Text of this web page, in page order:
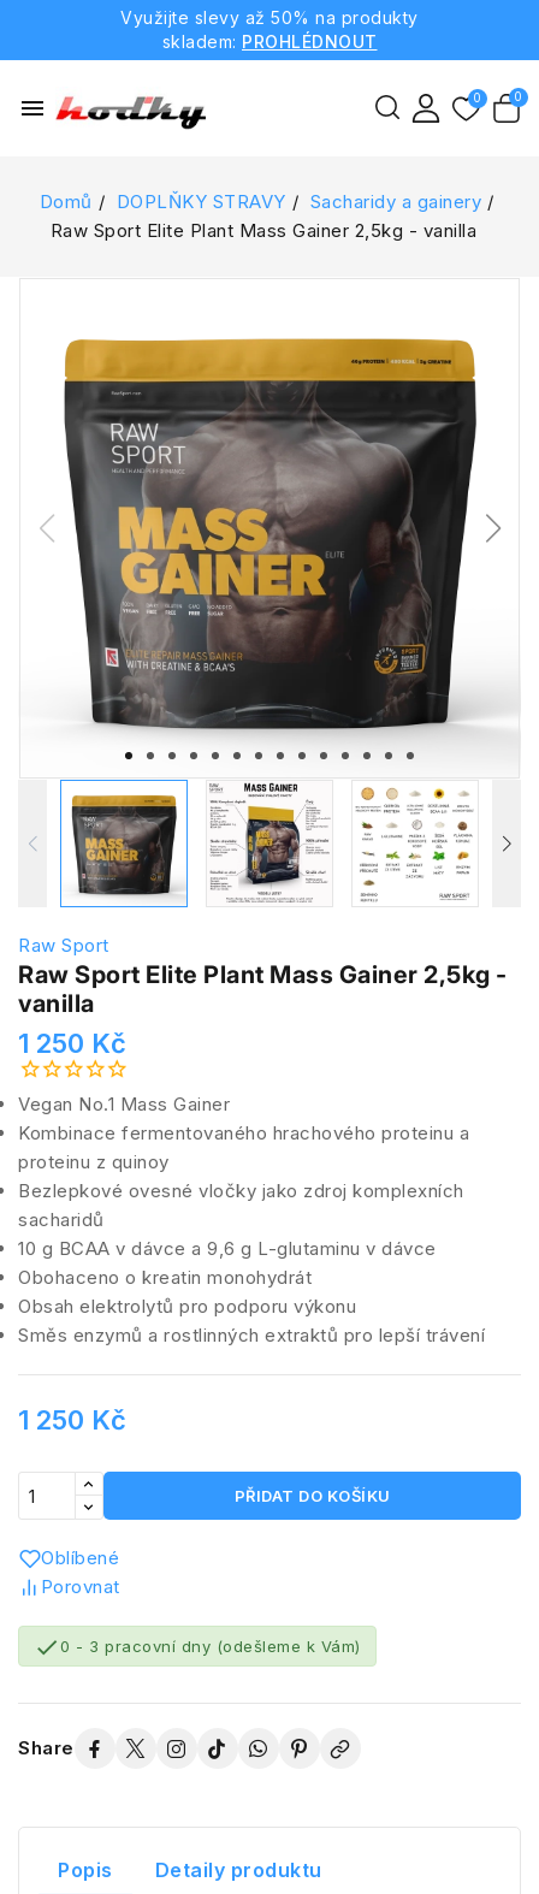
Využijte slevy až 50% na produkty
skladem: PROHLÉDNOUT
menu
Domů DOPLŇKY STRAVY
Sacharidy a gainery
Raw Sport Elite Plant Mass Gainer 2,5kg - vanilla
Raw Sport
Raw Sport Elite Plant Mass Gainer 2,5kg -
vanilla
1 250 Kč
Vegan No.1 Mass Gainer
Kombinace fermentovaného hrachového proteinu a
proteinu z quinoy
Bezlepkové ovesné vločky jako zdroj komplexních
sacharidů
10 g BCAA v dávce a 9,6 g L-glutaminu v dávce
Obohaceno o kreatin monohydrát
Obsah elektrolytů pro podporu výkonu
Směs enzymů a rostlinných extraktů pro lepší trávení
1 250 Kč
PŘIDAT DO KOŠÍKU
Oblíbené
Porovnat
0 - 3 pracovní dny (odešleme k Vám)
Share
Popis Detaily produktu